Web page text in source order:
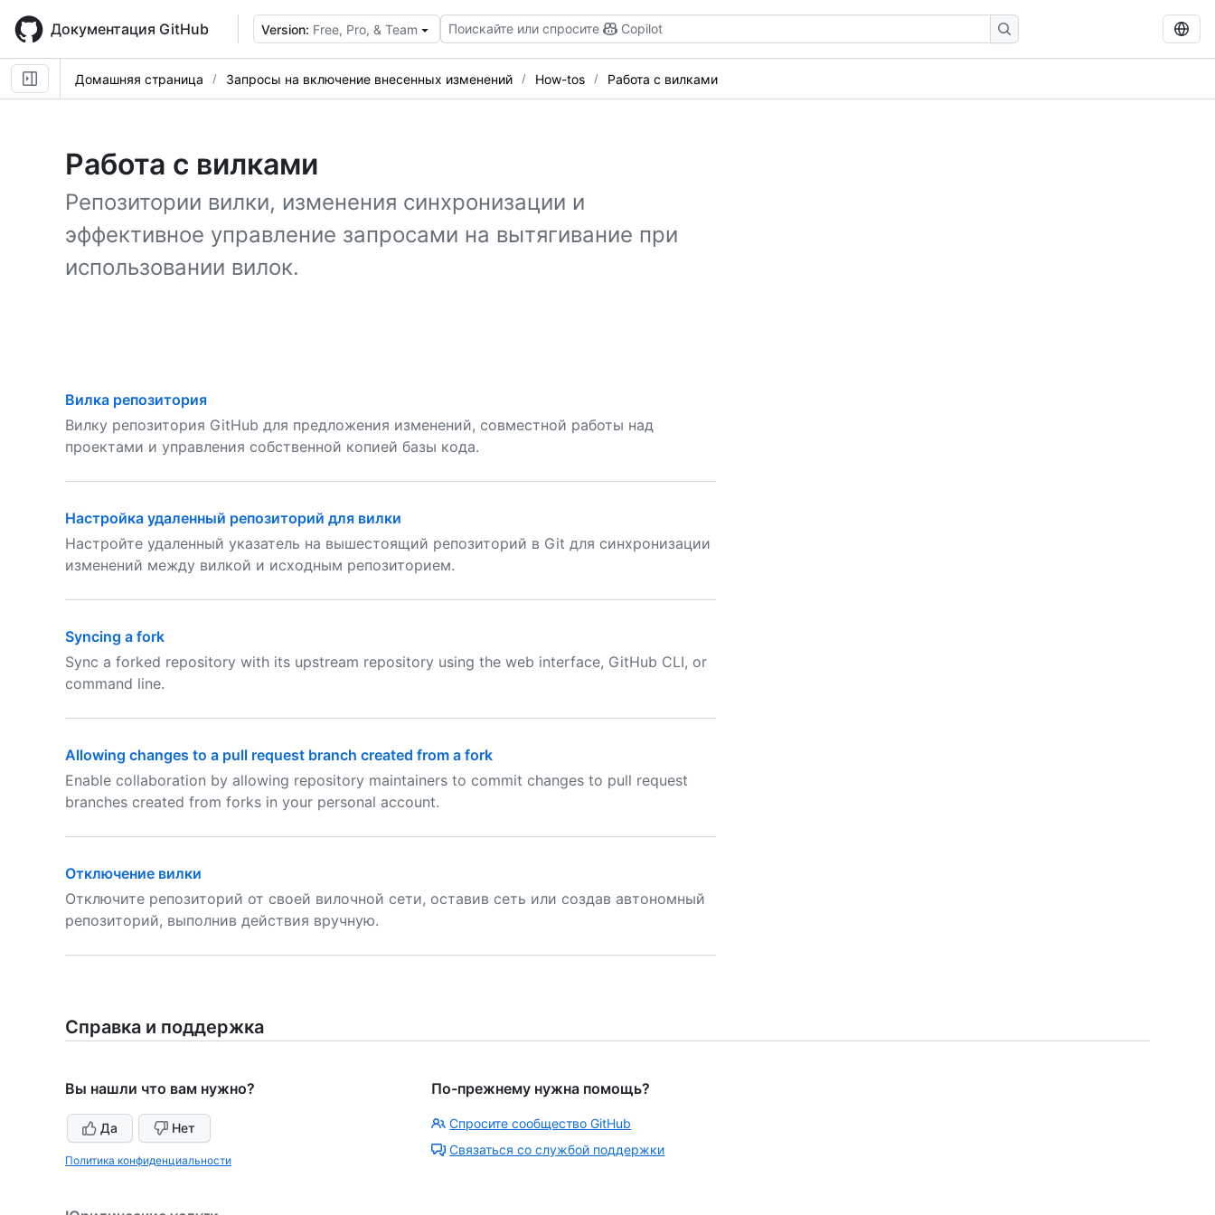
main
content
Документация GitHub Version: Free, Pro, & Team Поискайте или спросите Copilot
Домашняя страница Запросы на включение внесенных изменений How-tos Работа с вилками
Работа с вилками
Репозитории вилки, изменения синхронизации и
эффективное управление запросами на вытягивание при
использовании вилок.
Вилка репозитория
Вилку репозитория GitHub для предложения изменений, совместной работы над
проектами и управления собственной копией базы кода.
Настройка удаленный репозиторий для вилки
Настройте удаленный указатель на вышестоящий репозиторий в Git для синхронизации
изменений между вилкой и исходным репозиторием.
Syncing a fork
Sync a forked repository with its upstream repository using the web interface, GitHub CLI, or
command line.
Allowing changes to a pull request branch created from a fork
Enable collaboration by allowing repository maintainers to commit changes to pull request
branches created from forks in your personal account.
Отключение вилки
Отключите репозиторий от своей вилочной сети, оставив сеть или создав автономный
репозиторий, выполнив действия вручную.
Справка и поддержка
Вы нашли что вам нужно?
Да Нет
Политика конфиденциальности
По-прежнему нужна помощь?
Спросите сообщество GitHub
Связаться со службой поддержки